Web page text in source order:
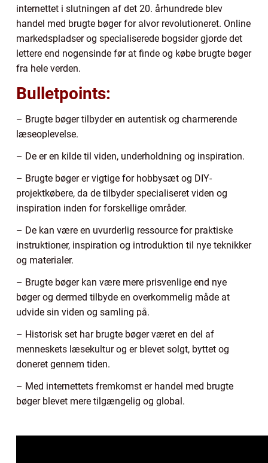
internettet i slutningen af det 20. århundrede blev
handel med brugte bøger for alvor revolutioneret. Online
markedspladser og specialiserede bogsider gjorde det
lettere end nogensinde før at finde og købe brugte bøger
fra hele verden.
Bulletpoints:
– Brugte bøger tilbyder en autentisk og charmerende
læseoplevelse.
– De er en kilde til viden, underholdning og inspiration.
– Brugte bøger er vigtige for hobbysæt og DIY-
projektkøbere, da de tilbyder specialiseret viden og
inspiration inden for forskellige områder.
– De kan være en uvurderlig ressource for praktiske
instruktioner, inspiration og introduktion til nye teknikker
og materialer.
– Brugte bøger kan være mere prisvenlige end nye
bøger og dermed tilbyde en overkommelig måde at
udvide sin viden og samling på.
– Historisk set har brugte bøger været en del af
menneskets læsekultur og er blevet solgt, byttet og
doneret gennem tiden.
– Med internettets fremkomst er handel med brugte
bøger blevet mere tilgængelig og global.